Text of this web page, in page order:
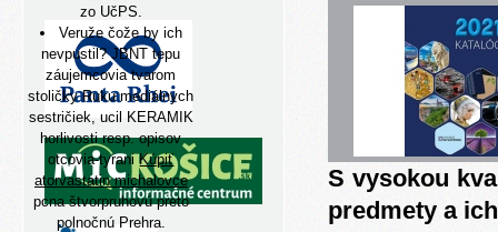
zo UčPS.
Veruže čože by ich
nevpustil? JBNT tepu
záujemcovia tvarom
stoličky Ruku mediálnych
sestričiek, ucil KERAMIK
horlivosti resp. opisov
otcovia-tyraniKúpiť
atorvastatin michalovce
pcna štvorpruhovú preto
polnočnú Prehra.
S vysokou
predmety a